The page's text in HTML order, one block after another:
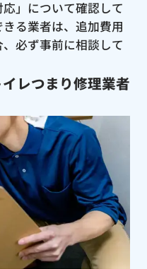
」について確認して
る業者は、追加費用
必ず事前に相談して
レつまり修理業者